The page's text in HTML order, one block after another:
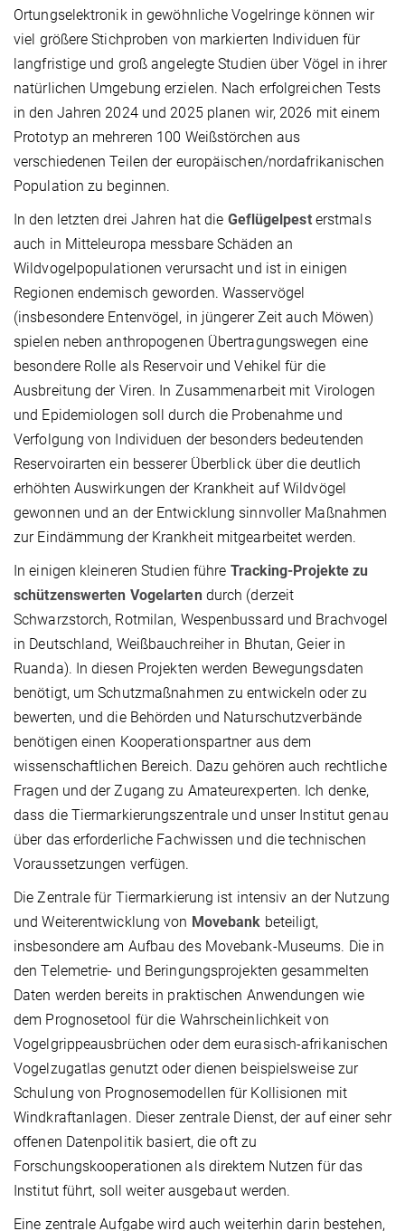
Ortungselektronik in gewöhnliche Vogelringe können wir
viel größere Stichproben von markierten Individuen für
langfristige und groß angelegte Studien über Vögel in ihrer
natürlichen Umgebung erzielen. Nach erfolgreichen Tests
in den Jahren 2024 und 2025 planen wir, 2026 mit einem
Prototyp an mehreren 100 Weißstörchen aus
verschiedenen Teilen der europäischen/nordafrikanischen
Population zu beginnen.
In den letzten drei Jahren hat die Geflügelpesterstmals
auch in Mitteleuropa messbare Schäden an
Wildvogelpopulationen verursacht und ist in einigen
Regionen endemisch geworden. Wasservögel
(insbesondere Entenvögel, in jüngerer Zeit auch Möwen)
spielen neben anthropogenen Übertragungswegen eine
besondere Rolle als Reservoir und Vehikel für die
Ausbreitung der Viren. In Zusammenarbeit mit Virologen
und Epidemiologen soll durch die Probenahme und
Verfolgung von Individuen der besonders bedeutenden
Reservoirarten ein besserer Überblick über die deutlich
erhöhten Auswirkungen der Krankheit auf Wildvögel
gewonnen und an der Entwicklung sinnvoller Maßnahmen
zur Eindämmung der Krankheit mitgearbeitet werden.
In einigen kleineren Studien führe Tracking-Projekte zu
schützenswerten Vogelarten durch (derzeit
Schwarzstorch, Rotmilan, Wespenbussard und Brachvogel
in Deutschland, Weißbauchreiher in Bhutan, Geier in
Ruanda). In diesen Projekten werden Bewegungsdaten
benötigt, um Schutzmaßnahmen zu entwickeln oder zu
bewerten, und die Behörden und Naturschutzverbände
benötigen einen Kooperationspartner aus dem
wissenschaftlichen Bereich. Dazu gehören auch rechtliche
Fragen und der Zugang zu Amateurexperten. Ich denke,
dass die Tiermarkierungszentrale und unser Institut genau
über das erforderliche Fachwissen und die technischen
Voraussetzungen verfügen.
Die Zentrale für Tiermarkierung ist intensiv an der Nutzung
und Weiterentwicklung von Movebank beteiligt,
insbesondere am Aufbau des Movebank-Museums. Die in
den Telemetrie- und Beringungsprojekten gesammelten
Daten werden bereits in praktischen Anwendungen wie
dem Prognosetool für die Wahrscheinlichkeit von
Vogelgrippeausbrüchen oder dem eurasisch-afrikanischen
Vogelzugatlas genutzt oder dienen beispielsweise zur
Schulung von Prognosemodellen für Kollisionen mit
Windkraftanlagen. Dieser zentrale Dienst, der auf einer sehr
offenen Datenpolitik basiert, die oft zu
Forschungskooperationen als direktem Nutzen für das
Institut führt, soll weiter ausgebaut werden.
Eine zentrale Aufgabe wird auch weiterhin darin bestehen,